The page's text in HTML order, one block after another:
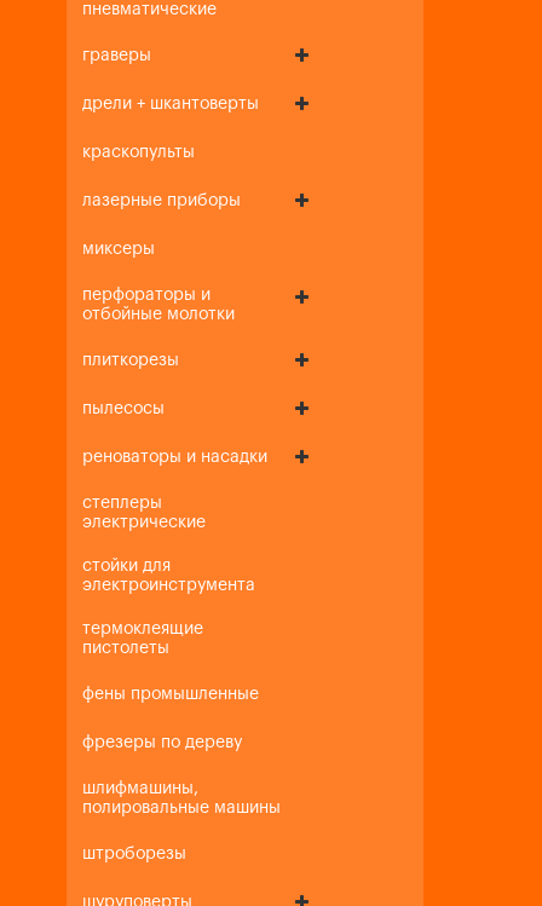
пневматические
граверы
дрели + шкантоверты
краскопульты
лазерные приборы
миксеры
перфораторы и
отбойные молотки
плиткорезы
пылесосы
реноваторы и насадки
степлеры
электрические
стойки для
электроинструмента
термоклеящие
пистолеты
фены промышленные
фрезеры по дереву
шлифмашины,
полировальные машины
штроборезы
шуруповерты